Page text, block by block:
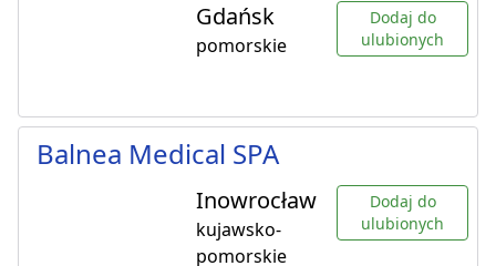
Gdańsk
pomorskie
Dodaj do
ulubionych
Balnea Medical SPA
Inowrocław
kujawsko-
pomorskie
Dodaj do
ulubionych